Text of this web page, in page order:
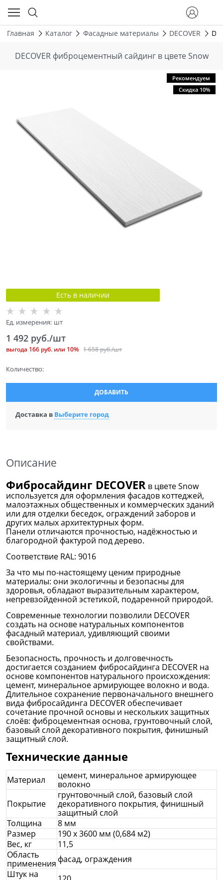
Главная Каталог Фасадные материалы DECOVER
DECOVER фиброцементный сайдинг в цвете Snow
Рекомендуем
Скидка 10%
Есть в наличии
Ед. измерения: шт
1 658 руб./шт
1 492 руб./шт
выгода 166 руб. или 10%
Количество:
ДОБАВИТЬ
Доставка в Выберите город
Описание
Фибросайдинг DECOVER в цвете Snow
используется для оформления фасадов коттеджей,
малоэтажных общественных и коммерческих зданий
или для отделки беседок, ограждений заборов и
других малых архитектурных форм.
Панели отличаются прочностью, надёжностью и
благородной фактурой под дерево.
Соответствие RAL: 9016
За что мы по-настоящему ценим природные
материалы: они экологичны и безопасны для
здоровья, обладают выразительным характером,
непревзойденной эстетикой, подаренной природой.
Современные технологии позволили DECOVER
создать на основе натуральных компонентов
фасадный материал, удивляющий своими
свойствами.
Безопасность, прочность и долговечность
достигается созданием фибросайдинга DECOVER на
основе компонентов натурального происхождения:
цемент, минеральное армирующее волокно и вода.
Длительное сохранение первоначального внешнего
вида фибросайдинга DECOVER обеспечивает
сочетание прочной основы и нескольких защитных
слоёв: фиброцементная основа, грунтовочный слой,
базовый слой декоративного покрытия, финишный
защитный слой.
Технические данные
Материал
цемент, минеральное армирующее
волокно
Покрытие
грунтовочный слой, базовый слой
декоративного покрытия, финишный
защитный слой
Толщина
8 мм
Размер
190 х 3600 мм (0,684 м2)
Вес, кг
11,5
Область
применения фасад, ограждения
Штук на